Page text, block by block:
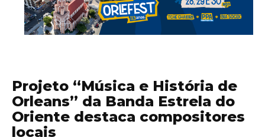
Projeto “Música e História de
Orleans” da Banda Estrela do
Oriente destaca compositores
locais